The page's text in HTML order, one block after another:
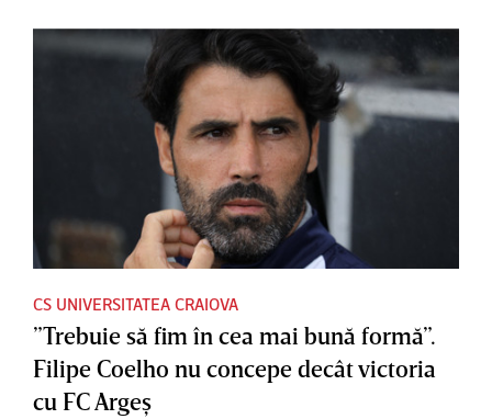
CS UNIVERSITATEA CRAIOVA
”Trebuie să fim în cea mai bună formă”.
Filipe Coelho nu concepe decât victoria
cu FC Argeş